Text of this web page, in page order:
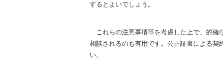
するとよいでしょう。
これらの注意事項等を考慮した上で、的確
相談されるのも有用です。公正証書による
い。